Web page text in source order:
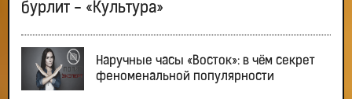
бурлит - «Культура»
Наручные часы «Восток»: в чём секрет
феноменальной популярности